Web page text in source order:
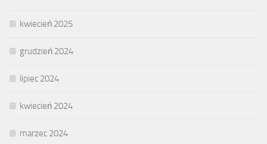
kwiecień 2025
grudzień 2024
lipiec 2024
kwiecień 2024
marzec 2024